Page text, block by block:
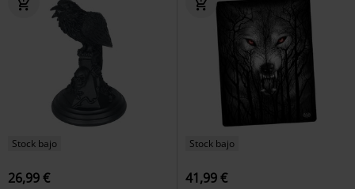
Stock bajo
26,99 €
Stock bajo
41,99 €